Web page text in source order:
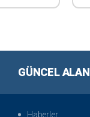
GÜNCEL ALAN
Haberler